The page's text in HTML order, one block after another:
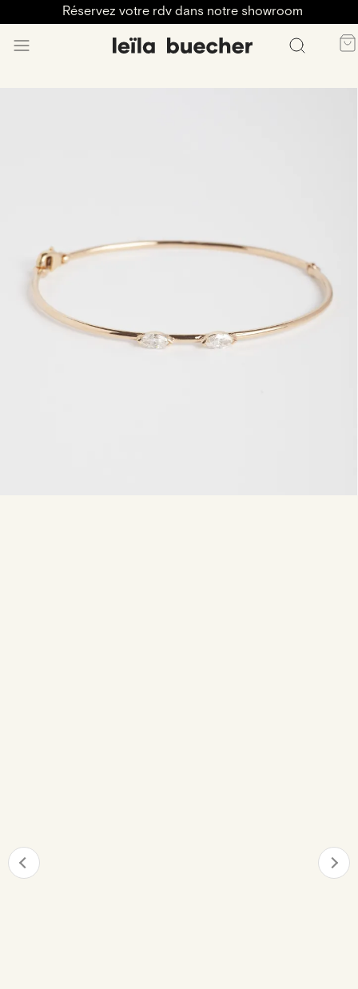
Réservez votre rdv dans notre showroom